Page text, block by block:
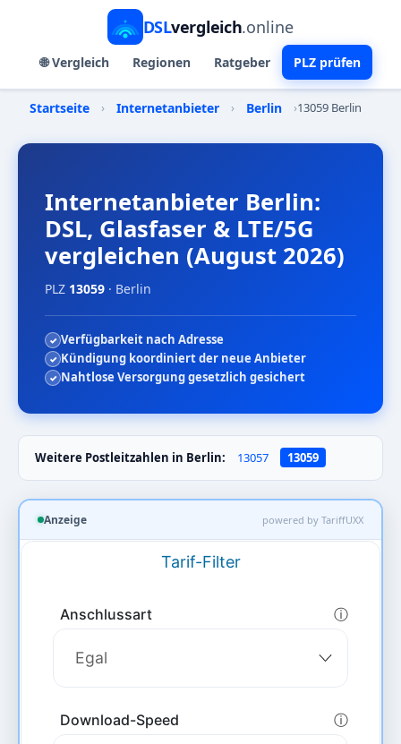
DSLvergleich.online
🌐 Vergleich Regionen Ratgeber PLZ prüfen
Startseite › Internetanbieter › Berlin ›13059 Berlin
Internetanbieter Berlin:
DSL, Glasfaser & LTE/5G
vergleichen (August 2026)
PLZ 13059 · Berlin
Verfügbarkeit nach Adresse
Kündigung koordiniert der neue Anbieter
Nahtlose Versorgung gesetzlich gesichert
Weitere Postleitzahlen in Berlin: 13057 13059
Anzeige powered by TariffUXX